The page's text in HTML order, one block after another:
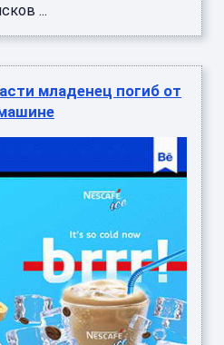
...
младенец погиб от